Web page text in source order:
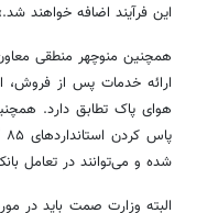
این فرآیند اضافه خواهند
همچنین منوچهر منطقی
ارائه خدمات پس از فروش،
هوای پاک تطابق دارد.
پاس کردن استانداردهای ۸۵
شده و می‌توانند در تعامل
البته وزارت صمت باید در